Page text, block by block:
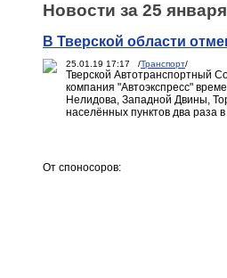
Новости за 25
В Тверской области
25.01.19 17:17 /Транспорт/
Тверской Автотранспортный
компания "Автоэкспресс"
Нелидова, Западной Двины,
населённых пунктов два раза
От споносоров: